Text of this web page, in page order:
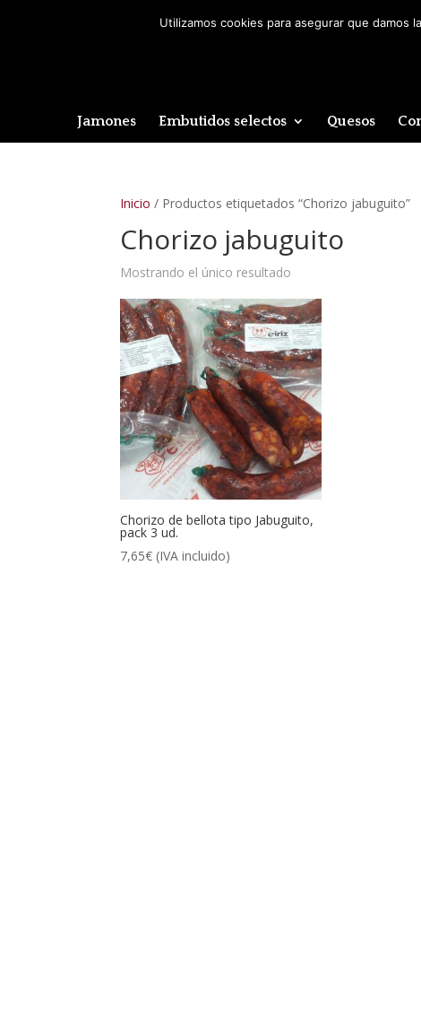
Jamones Embutidos selectos Quesos
Inicio / Productos etiquetados “Chorizo jabuguito”
Chorizo jabuguito
Mostrando el único resultado
Chorizo de bellota tipo Jabuguito,
pack 3 ud.
7,65€ (IVA incluido)
Utilizamos cookies para asegurar que damos